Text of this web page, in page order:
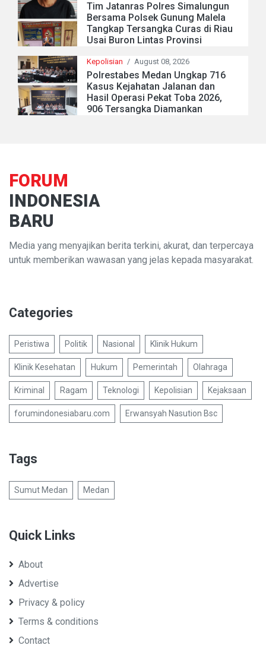
Tim Jatanras Polres Simalungun
Bersama Polsek Gunung Malela
Tangkap Tersangka Curas di Riau
Usai Buron Lintas Provinsi
Kepolisian / August 08, 2026
Polrestabes Medan Ungkap 716
Kasus Kejahatan Jalanan dan
Hasil Operasi Pekat Toba 2026,
906 Tersangka Diamankan
FORUM
INDONESIA
BARU
Media yang menyajikan berita terkini, akurat, dan terpercaya
untuk memberikan wawasan yang jelas kepada masyarakat.
Categories
Peristiwa Politik Nasional Klinik Hukum
Klinik Kesehatan Hukum Pemerintah Olahraga
Kriminal Ragam Teknologi Kepolisian Kejaksaan
forumindonesiabaru.com Erwansyah Nasution Bsc
Tags
Sumut Medan Medan
Quick Links
About
Advertise
Privacy & policy
Terms & conditions
Contact